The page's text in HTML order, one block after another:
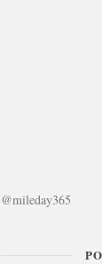
@mileday365